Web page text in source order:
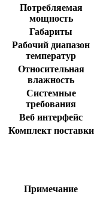
Потребляемая
мощность
Габариты
Рабочий диапазон
температур
Относительная
влажность
Системные
требования
Веб интерфейс
Комплект поставки
Примечание